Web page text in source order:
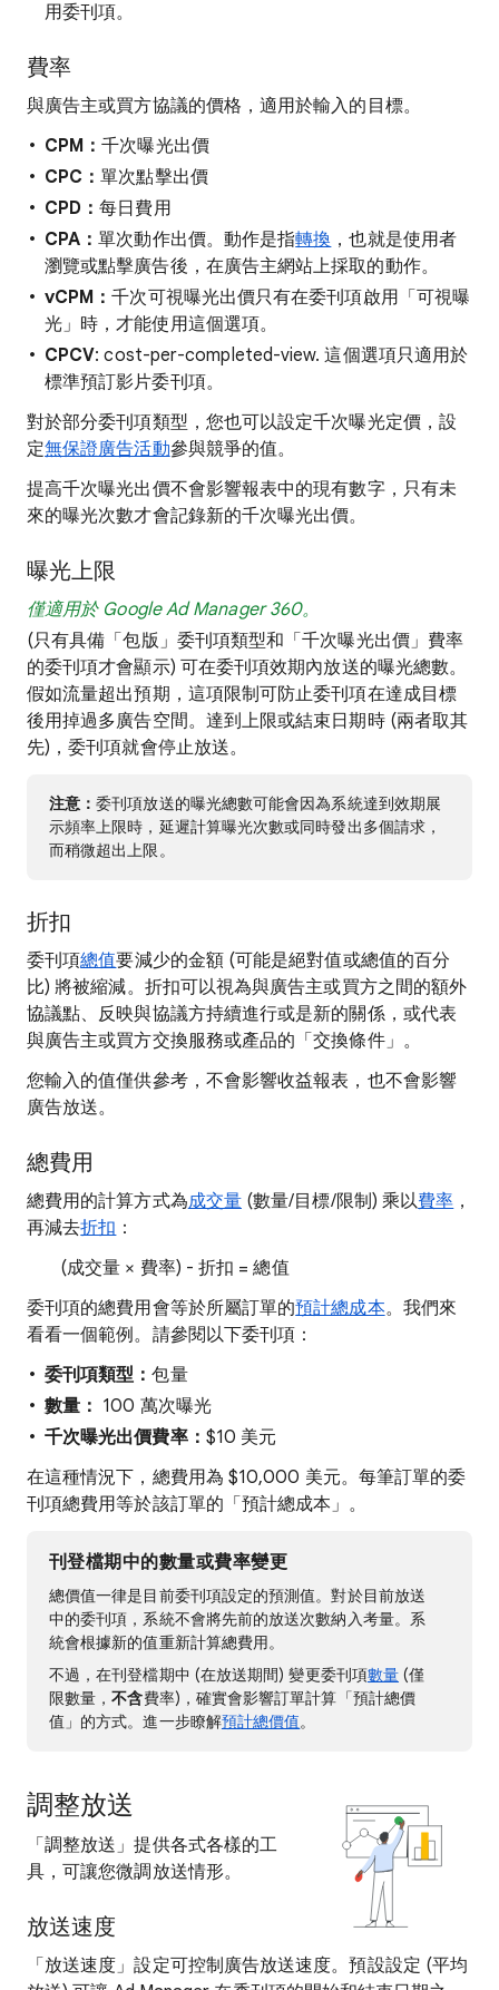
用委刊項。
費率
與廣告主或買方協議的價格，適用於輸入的目標。
CPM：千次曝光出價
CPC：單次點擊出價
CPD：每日費用
CPA：單次動作出價。動作是指轉換 ，也就是使用者
瀏覽或點擊廣告後，在廣告主網站上採取的動作。
vCPM：千次可視曝光出價只有在委刊項啟用「可視曝
光」時，才能使用這個選項。
CPCV: cost-per-completed-view. 這個選項只適用於
標準預訂影片委刊項。
對於部分委刊項類型，您也可以設定千次曝光定價，設
定無保證廣告活動參與競爭的值。
提高千次曝光出價不會影響報表中的現有數字，只有未
來的曝光次數才會記錄新的千次曝光出價。
曝光上限
僅適用於 Google Ad Manager 360。
(只有具備「包版」委刊項類型和「千次曝光出價」費率
的委刊項才會顯示) 可在委刊項效期內放送的曝光總數。
假如流量超出預期，這項限制可防止委刊項在達成目標
後用掉過多廣告空間。達到上限或結束日期時 (兩者取其
先)，委刊項就會停止放送。
注意：委刊項放送的曝光總數可能會因為系統達到效期展
示頻率上限時，延遲計算曝光次數或同時發出多個請求，
而稍微超出上限。
折扣
委刊項總值要減少的金額 (可能是絕對值或總值的百分
比) 將被縮減。折扣可以視為與廣告主或買方之間的額外
協議點、反映與協議方持續進行或是新的關係，或代表
與廣告主或買方交換服務或產品的「交換條件」 。
您輸入的值僅供參考，不會影響收益報表，也不會影響
廣告放送。
總費用
總費用的計算方式為成交量(數量/目標/限制) 乘以費率 ，
再減去折扣 ：
(成交量 × 費率) - 折扣 = 總值
委刊項的總費用會等於所屬訂單的預計總成本。我們來
看看一個範例。請參閱以下委刊項：
委刊項類型：包量
數量： 100 萬次曝光
千次曝光出價費率： $10 美元
在這種情況下，總費用為 $10,000 美元。每筆訂單的委
刊項總費用等於該訂單的「預計總成本」。
刊登檔期中的數量或費率變更
總價值一律是目前委刊項設定的預測值。對於目前放送
中的委刊項，系統不會將先前的放送次數納入考量。系
統會根據新的值重新計算總費用。
不過，在刊登檔期中 (在放送期間) 變更委刊項數量 (僅
限數量，不含費率)，確實會影響訂單計算「預計總價
值」的方式。進一步瞭解預計總價值。
調整放送
「調整放送」提供各式各樣的工
具，可讓您微調放送情形。
放送速度
「放送速度」設定可控制廣告放送速度。預設設定 (平均